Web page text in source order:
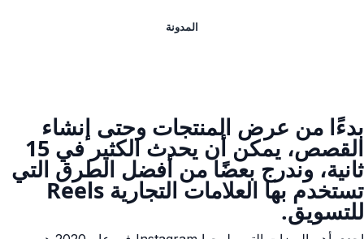
المدونة
بدءًا من عرض المنتجات وحتى إنشاء
القصص، يمكن أن يحدث الكثير في 15
ثانية، وندرج بعضًا من أفضل الطرق التي
تستخدم بها العلامات التجارية Reels
للتسويق.